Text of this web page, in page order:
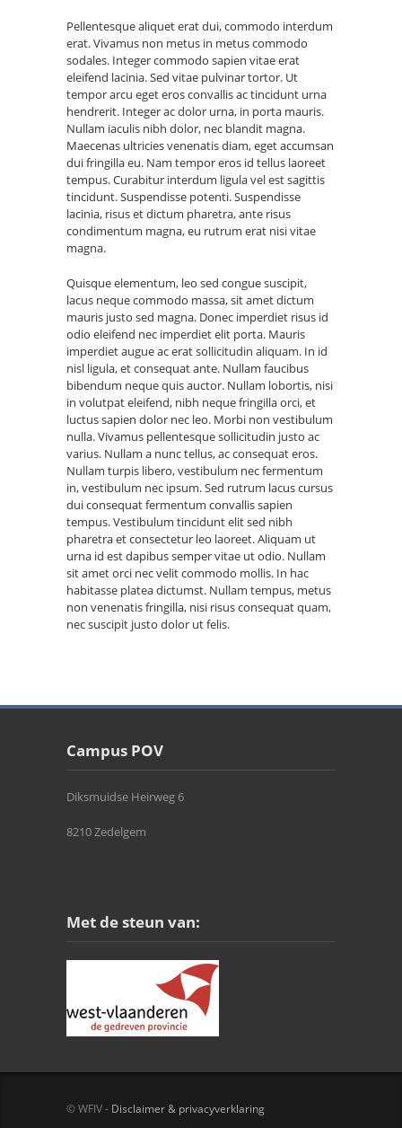
Pellentesque aliquet erat dui, commodo interdum
erat. Vivamus non metus in metus commodo
sodales. Integer commodo sapien vitae erat
eleifend lacinia. Sed vitae pulvinar tortor. Ut
tempor arcu eget eros convallis ac tincidunt urna
hendrerit. Integer ac dolor urna, in porta mauris.
Nullam iaculis nibh dolor, nec blandit magna.
Maecenas ultricies venenatis diam, eget accumsan
dui fringilla eu. Nam tempor eros id tellus laoreet
tempus. Curabitur interdum ligula vel est sagittis
tincidunt. Suspendisse potenti. Suspendisse
lacinia, risus et dictum pharetra, ante risus
condimentum magna, eu rutrum erat nisi vitae
magna.
Quisque elementum, leo sed congue suscipit,
lacus neque commodo massa, sit amet dictum
mauris justo sed magna. Donec imperdiet risus id
odio eleifend nec imperdiet elit porta. Mauris
imperdiet augue ac erat sollicitudin aliquam. In id
nisl ligula, et consequat ante. Nullam faucibus
bibendum neque quis auctor. Nullam lobortis, nisi
in volutpat eleifend, nibh neque fringilla orci, et
luctus sapien dolor nec leo. Morbi non vestibulum
nulla. Vivamus pellentesque sollicitudin justo ac
varius. Nullam a nunc tellus, ac consequat eros.
Nullam turpis libero, vestibulum nec fermentum
in, vestibulum nec ipsum. Sed rutrum lacus cursus
dui consequat fermentum convallis sapien
tempus. Vestibulum tincidunt elit sed nibh
pharetra et consectetur leo laoreet. Aliquam ut
urna id est dapibus semper vitae ut odio. Nullam
sit amet orci nec velit commodo mollis. In hac
habitasse platea dictumst. Nullam tempus, metus
non venenatis fringilla, nisi risus consequat quam,
nec suscipit justo dolor ut felis.
Campus POV
Diksmuidse Heirweg 6
8210 Zedelgem
Met de steun van:
© WFIV - Disclaimer & privacyverklaring